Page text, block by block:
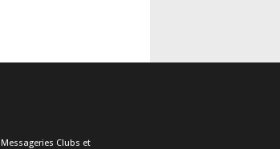
Messageries Clubs et